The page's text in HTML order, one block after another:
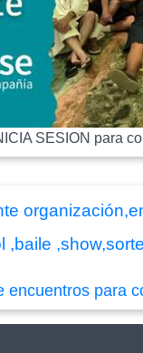
SESION para
encuentros para